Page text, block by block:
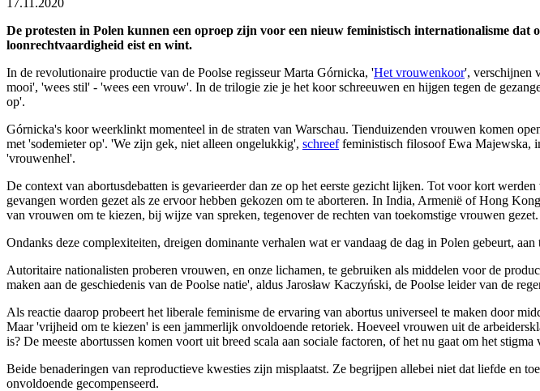
De protesten in Polen kunnen een oproep zijn voor een nieuw feministisch internationalisme dat
loonrechtvaardigheid eist en wint.
In de revolutionaire productie van de Poolse regisseur Marta Górnicka, 'Het vrouwenkoor', verschijnen
mooi', 'wees stil' - 'wees een vrouw'. In de trilogie zie je het koor schreeuwen en hijgen tegen de
op'.
Górnicka's koor weerklinkt momenteel in de straten van Warschau. Tienduizenden vrouwen komen
met 'sodemieter op'. 'We zijn gek, niet alleen ongelukkig', schreeffeministisch filosoof Ewa Majewska,
'vrouwenhel'.
De context van abortusdebatten is gevarieerder dan ze op het eerste gezicht lijken. Tot voor kort
gevangen worden gezet als ze ervoor hebben gekozen om te aborteren. In India, Armenië of Hong
van vrouwen om te kiezen, bij wijze van spreken, tegenover de rechten van toekomstige vrouwen gezet.
Ondanks deze complexiteiten, dreigen dominante verhalen wat er vandaag de dag in Polen gebeurt,
Autoritaire nationalisten proberen vrouwen, en onze lichamen, te gebruiken als middelen voor de
maken aan de geschiedenis van de Poolse natie', aldus Jarosław Kaczyński, de Poolse leider van de
Als reactie daarop probeert het liberale feminisme de ervaring van abortus universeel te maken door
Maar 'vrijheid om te kiezen' is een jammerlijk onvoldoende retoriek. Hoeveel vrouwen uit de
is? De meeste abortussen komen voort uit breed scala aan sociale factoren, of het nu gaat om het
Beide benaderingen van reproductieve kwesties zijn misplaatst. Ze begrijpen allebei niet dat liefde en
onvoldoende gecompenseerd.